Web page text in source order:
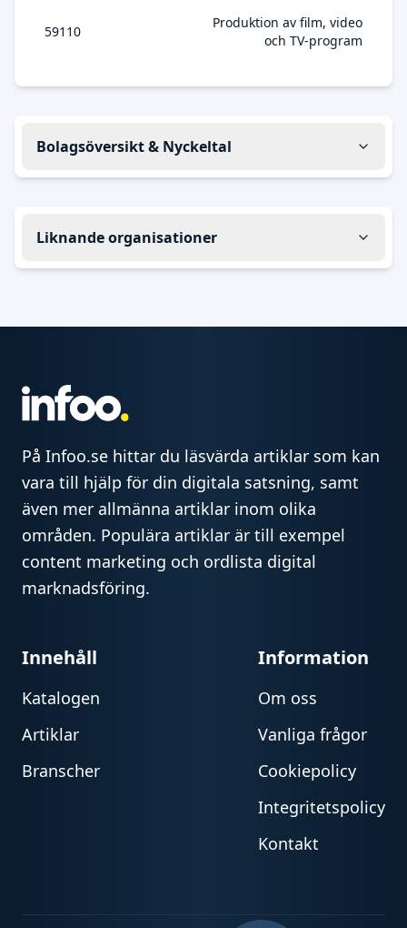
59110
Produktion av film, video
och TV-program
Bolagsöversikt & Nyckeltal
Liknande organisationer
På Infoo.se hittar du läsvärda artiklar som kan
vara till hjälp för din digitala satsning, samt
även mer allmänna artiklar inom olika
områden. Populära artiklar är till exempel
content marketing och ordlista digital
marknadsföring.
Innehåll
Katalogen
Artiklar
Branscher
Information
Om oss
Vanliga frågor
Cookiepolicy
Integritetspolicy
Kontakt